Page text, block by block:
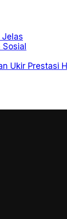
Jelas
Ukir Prestasi